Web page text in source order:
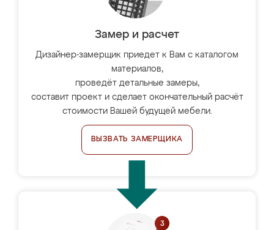
Замер и расчет
Дизайнер-замерщик приедет к Вам с каталогом
материалов,
проведёт детальные замеры,
составит проект и сделает окончательный расчёт
стоимости Вашей будущей мебели.
ВЫЗВАТЬ ЗАМЕРЩИКА